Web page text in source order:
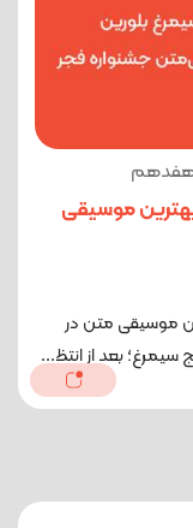
هفدهم
موسیقی
موسیقی متن در
بعد از انتظ...